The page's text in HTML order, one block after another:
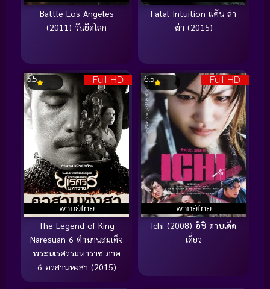
Battle Los Angeles
(2011) วันยึดโลก
Fatal Intuition แค้น ล่า
ฆ่า (2015)
Full HD
พากย์ไทย
5.5
The Legend of King
Naresuan 6 ตำนานสมเด็จ
พระนเรศวรมหาราช ภาค
6 อวสานหงสา (2015)
Full HD
พากย์ไทย
6.5
Ichi (2008) อิชิ ดาบเด็ด
เดี่ยว